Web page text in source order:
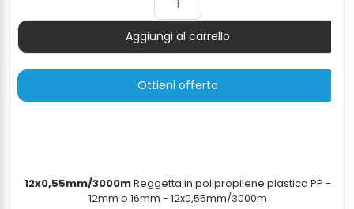
Quantità
Aggiungi al carrello
Ottieni offerta
12x0,55mm/3000mReggetta in polipropilene plastica PP -
12mm o 16mm - 12x0,55mm/3000m